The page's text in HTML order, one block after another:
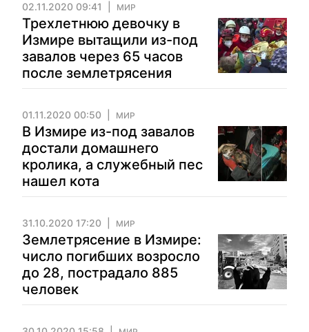
02.11.2020 09:41 МИР
Трехлетнюю девочку в
Измире вытащили из-под
завалов через 65 часов
после землетрясения
01.11.2020 00:50 МИР
В Измире из-под завалов
достали домашнего
кролика, а служебный пес
нашел кота
31.10.2020 17:20 МИР
Землетрясение в Измире:
число погибших возросло
до 28, пострадало 885
человек